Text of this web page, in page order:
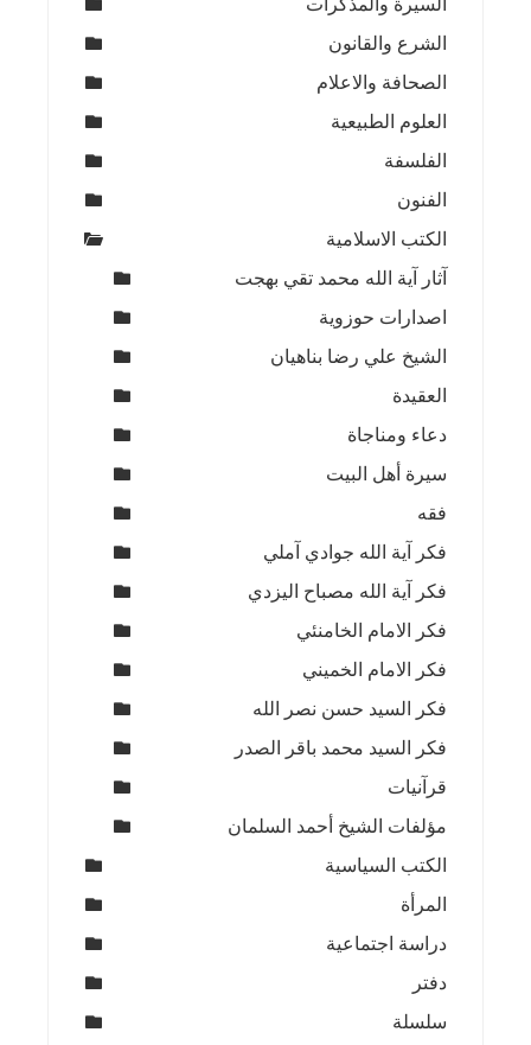
الشرع والقانون
الصحافة والاعلام
العلوم الطبيعية
الفلسفة
الفنون
الكتب الاسلامية
آثار آية الله محمد تقي بهجت
اصدارات حوزوية
الشيخ علي رضا بناهيان
العقيدة
دعاء ومناجاة
سيرة أهل البيت
فقه
فكر آية الله جوادي آملي
فكر آية الله مصباح اليزدي
فكر الامام الخامنئي
فكر الامام الخميني
فكر السيد حسن نصر الله
فكر السيد محمد باقر الصدر
قرآنيات
مؤلفات الشيخ أحمد السلمان
الكتب السياسية
المرأة
دراسة اجتماعية
دفتر
سلسلة